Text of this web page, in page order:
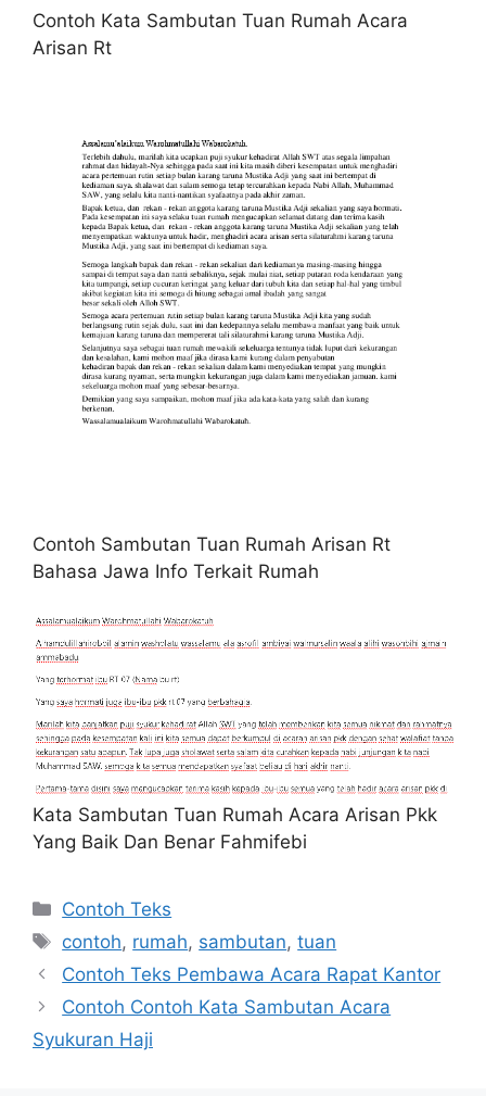
Contoh Kata Sambutan Tuan Rumah Acara
Arisan Rt
Contoh Sambutan Tuan Rumah Arisan Rt
Bahasa Jawa Info Terkait Rumah
Kata Sambutan Tuan Rumah Acara Arisan Pkk
Yang Baik Dan Benar Fahmifebi
Kategori
Contoh Teks
Tag
contoh, rumah, sambutan,tuan
Contoh Teks Pembawa Acara Rapat Kantor
Contoh Contoh Kata Sambutan Acara
Syukuran Haji